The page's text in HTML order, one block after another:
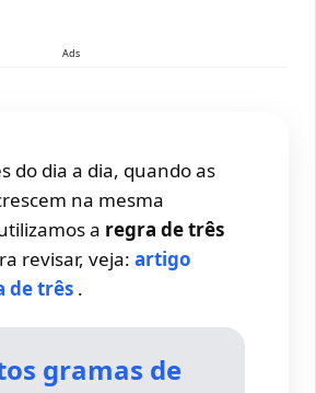
Ads
do dia a dia, quando as
na mesma
a regra de três
revisar, veja: artigo
de três .
gramas de